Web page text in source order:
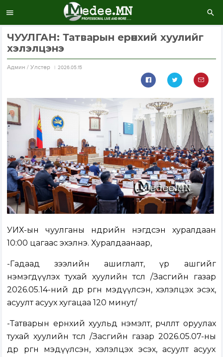
ЧУУЛГАН: Татварын ерөнхий хуулийг
хэлэлцэнэ
Aдмин / Улстөр 2026.05.15
УИХ-ын чуулганы өнөөдрийн нэгдсэн хуралдаан
10:00 цагаас эхэлнэ. Хуралдаанаар,
-Гадаад зээлийн ашиглалт, үр ашгийг
нэмэгдүүлэх тухай хуулийн төсөл /Засгийн газар
2026.05.14-ний өдөр өргөн мэдүүлсэн, хэлэлцэх эсэх,
асуулт асуух хугацаа 120 минут/
-Татварын ерөнхий хуульд нэмэлт, өөрчлөлт оруулах
тухай хуулийн төсөл /Засгийн газар 2026.05.07-ны
өдөр өргөн мэдүүлсэн, хэлэлцэх эсэх, асуулт асуух